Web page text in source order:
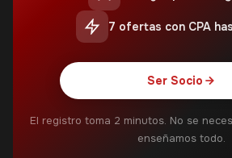
7 ofertas con CPA
Ser Socio
El registro toma 2 minutos. No se
enseñamos todo.